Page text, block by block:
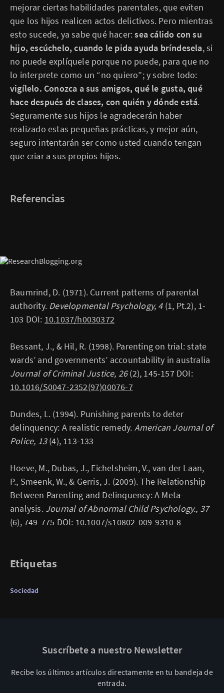
mejorar ciertas habilidades parentales, que eviten
que los hijos realicen actos delictivos. Pero mientras
esto sucede, ya sabe qué hacer:sea cálido con su
hijo, escúchelo, cuando le pida ayuda bríndesela, si
no puede explíquele porque no puede, para que no
lo interprete como un “no quiero”; y sobre todo:
vigílelo. Conozca a sus amigos, qué le gusta, qué
hace después de clases, con quién y dónde está.
Seguramente sus hijos le agradecerán haber
realizado estas pequeñas prácticas, y mejor aún,
seguro intentarán ser como usted cuando tengan
que criar a sus propios hijos.
Referencias
Baumrind, D. (1971). Current patterns of parental
authority. Developmental Psychology, 4(1, Pt.2), 1-
103 DOI: 10.1037/h0030372
Bessant, J., & Hil, R. (1998). Parenting on trial: state
wards’ and governments’ accountability in australia
Journal of Criminal Justice, 26(2), 145-157 DOI:
10.1016/S0047-2352(97)00076-7
Dundes, L. (1994). Punishing parents to deter
delinquency: A realistic remedy. American Journal of
Police, 13(4), 113-133
Hoeve, M., Dubas, J., Eichelsheim, V., van der Laan,
P., Smeenk, W., & Gerris, J. (2009). The Relationship
Between Parenting and Delinquency: A Meta-
analysis. Journal of Abnormal Child Psychology., 37
(6), 749-775 DOI: 10.1007/s10802-009-9310-8
Etiquetas
Sociedad
Suscríbete a nuestro Newsletter
Recibe los últimos artículos directamente en tu bandeja de
entrada.